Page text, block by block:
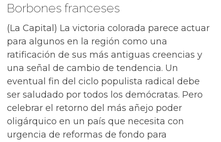
Borbones franceses
(La Capital) La victoria colorada parece actuar
para algunos en la región como una
ratificación de sus más antiguas creencias y
una señal de cambio de tendencia. Un
eventual fin del ciclo populista radical debe
ser saludado por todos los demócratas. Pero
celebrar el retorno del más añejo poder
oligárquico en un país que necesita con
urgencia de reformas de fondo para